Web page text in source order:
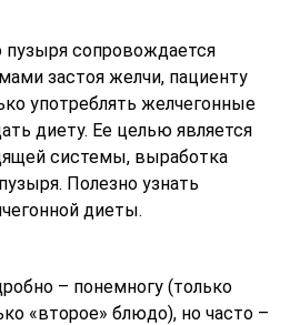
пузыря сопровождается
застоя желчи, пациенту
употреблять желчегонные
диету. Ее целью является
системы, выработка
Полезно узнать
диеты.
– понемногу (только
«второе» блюдо), но часто –